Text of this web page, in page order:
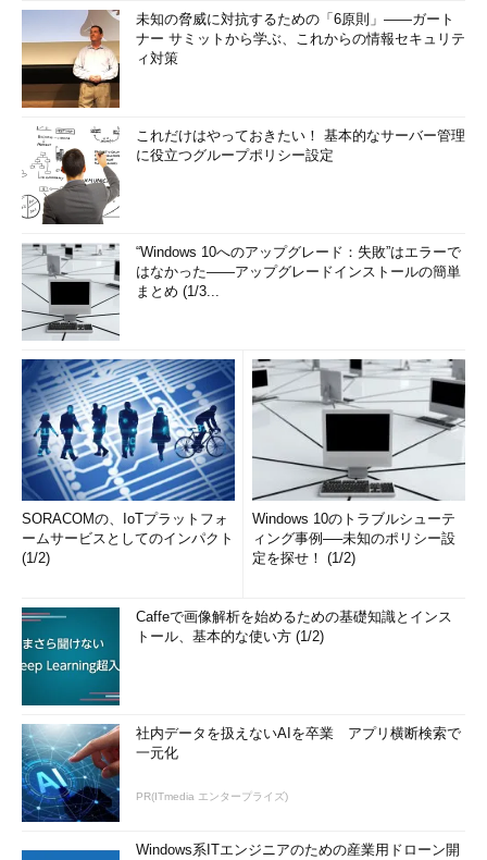
未知の脅威に対抗するための「6原則」――ガート
ナー サミットから学ぶ、これからの情報セキュリテ
ィ対策
これだけはやっておきたい！ 基本的なサーバー管理
に役立つグループポリシー設定
“Windows 10へのアップグレード：失敗”はエラーで
はなかった――アップグレードインストールの簡単
まとめ (1/3...
SORACOMの、IoTプラットフォ
ームサービスとしてのインパクト
(1/2)
Windows 10のトラブルシューテ
ィング事例──未知のポリシー設
定を探せ！ (1/2)
Caffeで画像解析を始めるための基礎知識とインス
トール、基本的な使い方 (1/2)
社内データを扱えないAIを卒業 アプリ横断検索で
一元化
PR(ITmedia エンタープライズ)
Windows系ITエンジニアのための産業用ドローン開